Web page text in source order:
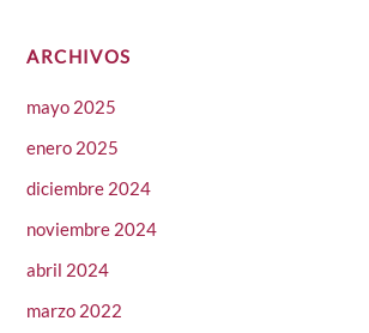
ARCHIVOS
mayo 2025
enero 2025
diciembre 2024
noviembre 2024
abril 2024
marzo 2022